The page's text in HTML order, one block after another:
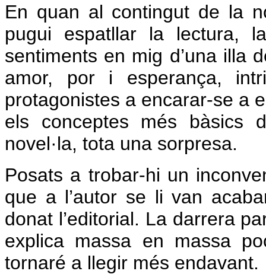
En quan al contingut de la
pugui espatllar la lectura,
sentiments en mig d’una illa
amor, por i esperança,
protagonistes a encarar-se a
els conceptes més bàsics
novel·la, tota una sorpresa.
Posats a trobar-hi un
que a l’autor se li van
donat l’editorial. La darrera
explica massa en massa
tornaré a llegir més endavant.